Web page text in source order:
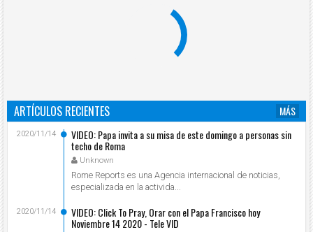
ARTÍCULOS RECIENTES
MÁS
VIDEO: Papa invita a su misa de este domingo a personas sin
techo de Roma
Unknown
2020/11/14
Rome Reports es una Agencia internacional de noticias,
especializada en la activida...
VIDEO: Click To Pray, Orar con el Papa Francisco hoy
Noviembre 14 2020 - Tele VID
2020/11/14